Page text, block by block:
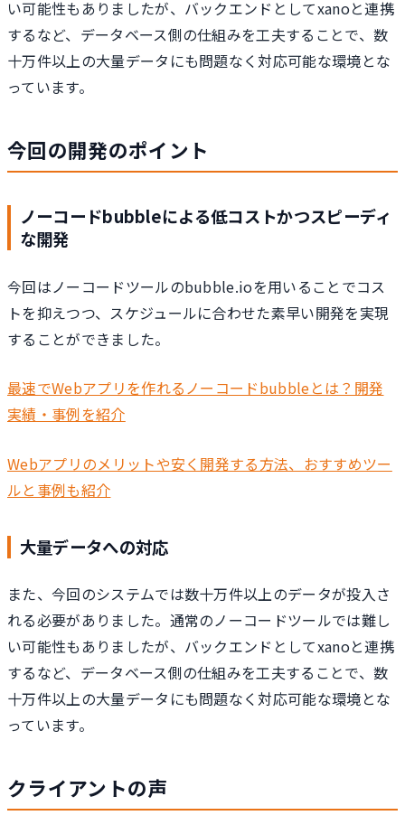
い可能性もありましたが、バックエンドとしてxanoと連携
するなど、データベース側の仕組みを工夫することで、数
十万件以上の大量データにも問題なく対応可能な環境とな
っています。
今回の開発のポイント
ノーコードbubbleによる低コストかつスピーディ
な開発
今回はノーコードツールのbubble.ioを用いることでコス
トを抑えつつ、スケジュールに合わせた素早い開発を実現
することができました。
最速でWebアプリを作れるノーコードbubbleとは？開発
実績・事例を紹介
Webアプリのメリットや安く開発する方法、おすすめツー
ルと事例も紹介
大量データへの対応
また、今回のシステムでは数十万件以上のデータが投入さ
れる必要がありました。通常のノーコードツールでは難し
い可能性もありましたが、バックエンドとしてxanoと連携
するなど、データベース側の仕組みを工夫することで、数
十万件以上の大量データにも問題なく対応可能な環境とな
っています。
クライアントの声